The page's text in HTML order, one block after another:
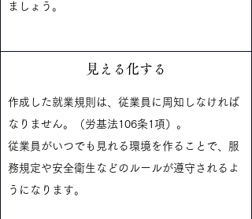
ましょう。
見える化する
作成した就業規則は、従業員に周知しなければ
なりません。（労基法106条1項）。
従業員がいつでも見れる環境を作ることで、服
務規定や安全衛生などのルールが遵守される​よ
うになります。